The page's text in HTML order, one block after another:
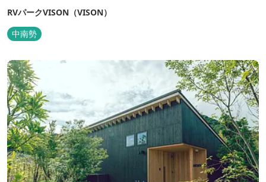
RVパークVISON（VISON）
中南勢